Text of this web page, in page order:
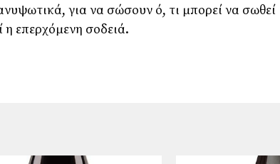
για να σώσουν ό, τι μπορεί να σωθεί
επερχόμενη σοδειά.